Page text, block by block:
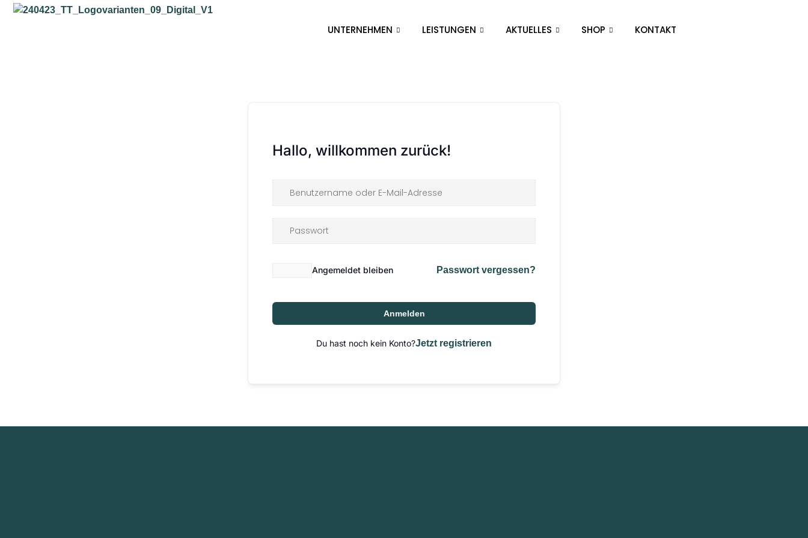
UNTERNEHMEN LEISTUNGEN AKTUELLES SHOP KONTAKT
Hallo, willkommen zurück!
Angemeldet bleiben Passwort vergessen?
Anmelden
Du hast noch kein Konto?Jetzt registrieren